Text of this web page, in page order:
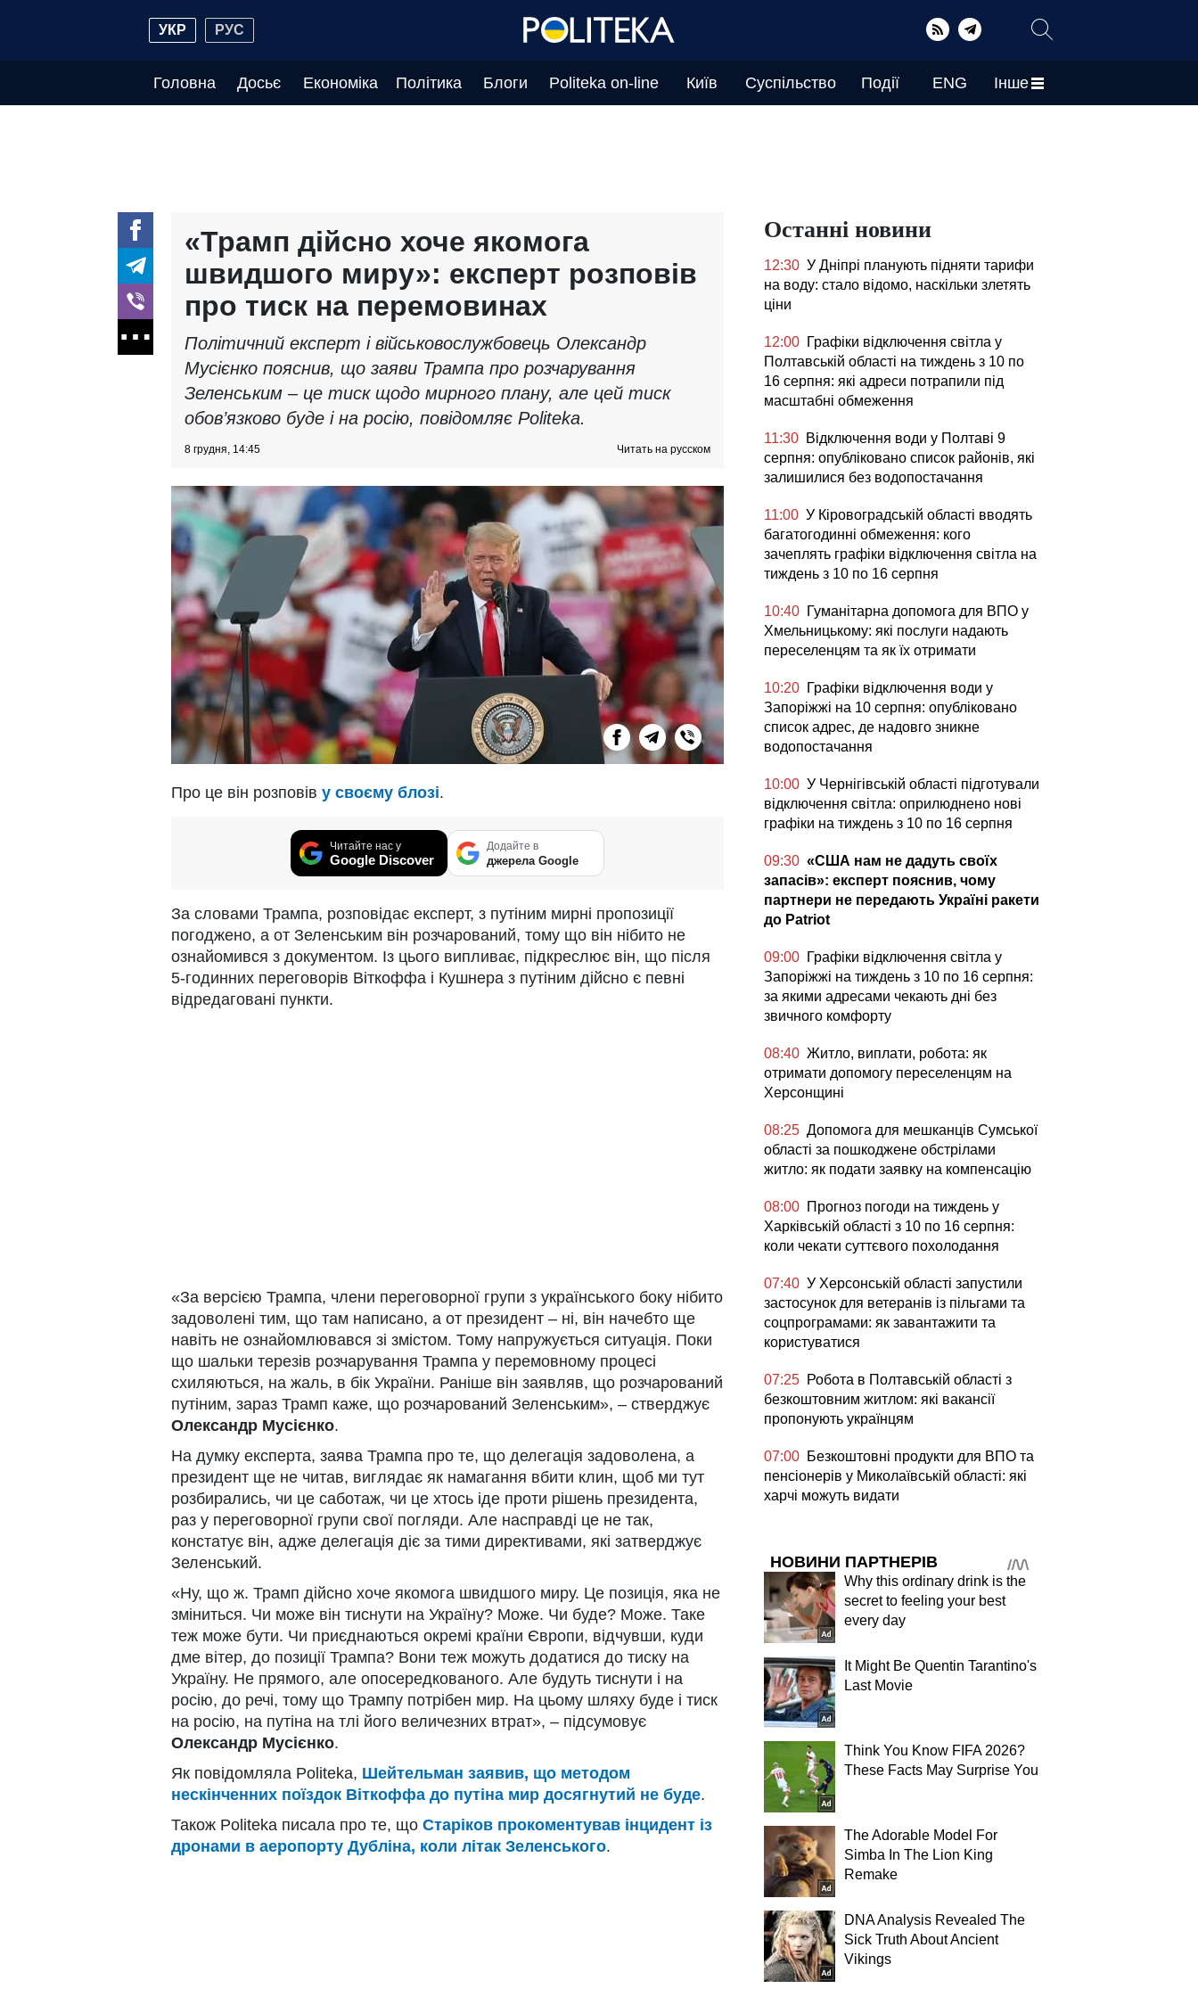
УКР РУС
Головна Досьє Економіка Політика Блоги Politeka on-line Київ Суспільство Події ENG Інше
«Трамп дійсно хоче якомога
швидшого миру»: експерт розповів
про тиск на перемовинах
Політичний експерт і військовослужбовець Олександр
Мусієнко пояснив, що заяви Трампа про розчарування
Зеленським – це тиск щодо мирного плану, але цей тиск
обов’язково буде і на росію, повідомляє Politeka.
8 грудня, 14:45 Читать на русском
Про це він розповів у своєму блозі.
Читайте нас у
Google Discover
Додайте в
джерела Google
За словами Трампа, розповідає експерт, з путіним мирні пропозиції
погоджено, а от Зеленським він розчарований, тому що він нібито не
ознайомився з документом. Із цього випливає, підкреслює він, що після
5-годинних переговорів Віткоффа і Кушнера з путіним дійсно є певні
відредаговані пункти.
«За версією Трампа, члени переговорної групи з українського боку нібито
задоволені тим, що там написано, а от президент – ні, він начебто ще
навіть не ознайомлювався зі змістом. Тому напружується ситуація. Поки
що шальки терезів розчарування Трампа у перемовному процесі
схиляються, на жаль, в бік України. Раніше він заявляв, що розчарований
путіним, зараз Трамп каже, що розчарований Зеленським», – стверджує
Олександр Мусієнко.
На думку експерта, заява Трампа про те, що делегація задоволена, а
президент ще не читав, виглядає як намагання вбити клин, щоб ми тут
розбирались, чи це саботаж, чи це хтось іде проти рішень президента,
раз у переговорної групи свої погляди. Але насправді це не так,
констатує він, адже делегація діє за тими директивами, які затверджує
Зеленський.
«Ну, що ж. Трамп дійсно хоче якомога швидшого миру. Це позиція, яка не
зміниться. Чи може він тиснути на Україну? Може. Чи буде? Може. Таке
теж може бути. Чи приєднаються окремі країни Європи, відчувши, куди
дме вітер, до позиції Трампа? Вони теж можуть додатися до тиску на
Україну. Не прямого, але опосередкованого. Але будуть тиснути і на
росію, до речі, тому що Трампу потрібен мир. На цьому шляху буде і тиск
на росію, на путіна на тлі його величезних втрат», – підсумовує
Олександр Мусієнко.
Як повідомляла Politeka, Шейтельман заявив, що методом
нескінченних поїздок Віткоффа до путіна мир досягнутий не буде.
Також Politeka писала про те, що Старіков прокоментував інцидент із
дронами в аеропорту Дубліна, коли літак Зеленського.
Останні новини
12:30 У Дніпрі планують підняти тарифи
на воду: стало відомо, наскільки злетять
ціни
12:00 Графіки відключення світла у
Полтавській області на тиждень з 10 по
16 серпня: які адреси потрапили під
масштабні обмеження
11:30 Відключення води у Полтаві 9
серпня: опубліковано список районів, які
залишилися без водопостачання
11:00 У Кіровоградській області вводять
багатогодинні обмеження: кого
зачеплять графіки відключення світла на
тиждень з 10 по 16 серпня
10:40 Гуманітарна допомога для ВПО у
Хмельницькому: які послуги надають
переселенцям та як їх отримати
10:20 Графіки відключення води у
Запоріжжі на 10 серпня: опубліковано
список адрес, де надовго зникне
водопостачання
10:00 У Чернігівській області підготували
відключення світла: оприлюднено нові
графіки на тиждень з 10 по 16 серпня
09:30 «США нам не дадуть своїх
запасів»: експерт пояснив, чому
партнери не передають Україні ракети
до Patriot
09:00 Графіки відключення світла у
Запоріжжі на тиждень з 10 по 16 серпня:
за якими адресами чекають дні без
звичного комфорту
08:40 Житло, виплати, робота: як
отримати допомогу переселенцям на
Херсонщині
08:25 Допомога для мешканців Сумської
області за пошкоджене обстрілами
житло: як подати заявку на компенсацію
08:00 Прогноз погоди на тиждень у
Харківській області з 10 по 16 серпня:
коли чекати суттєвого похолодання
07:40 У Херсонській області запустили
застосунок для ветеранів із пільгами та
соцпрограмами: як завантажити та
користуватися
07:25 Робота в Полтавській області з
безкоштовним житлом: які вакансії
пропонують українцям
07:00 Безкоштовні продукти для ВПО та
пенсіонерів у Миколаївській області: які
харчі можуть видати
НОВИНИ ПАРТНЕРІВ
Why this ordinary drink is the
secret to feeling your best
every day
It Might Be Quentin Tarantino's
Last Movie
Think You Know FIFA 2026?
These Facts May Surprise You
The Adorable Model For
Simba In The Lion King
Remake
DNA Analysis Revealed The
Sick Truth About Ancient
Vikings